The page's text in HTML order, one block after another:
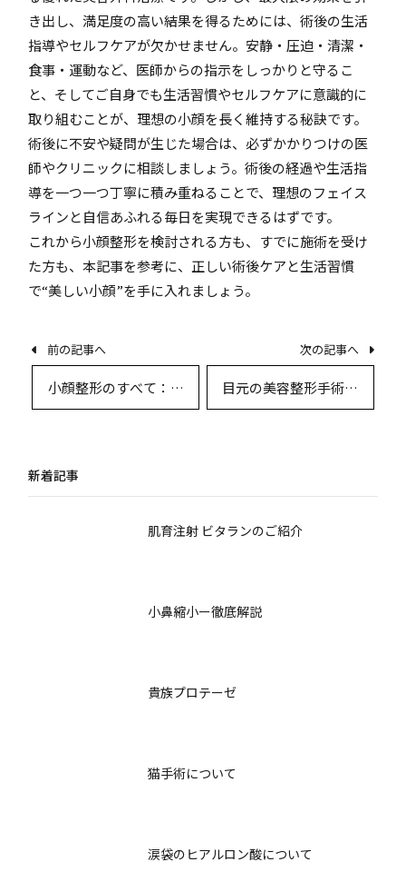
き出し、満足度の高い結果を得るためには、術後の生活
指導やセルフケアが欠かせません。安静・圧迫・清潔・
食事・運動など、医師からの指示をしっかりと守るこ
と、そしてご自身でも生活習慣やセルフケアに意識的に
取り組むことが、理想の小顔を長く維持する秘訣です。
術後に不安や疑問が生じた場合は、必ずかかりつけの医
師やクリニックに相談しましょう。術後の経過や生活指
導を一つ一つ丁寧に積み重ねることで、理想のフェイス
ラインと自信あふれる毎日を実現できるはずです。
これから小顔整形を検討される方も、すでに施術を受け
た方も、本記事を参考に、正しい術後ケアと生活習慣
で“美しい小顔”を手に入れましょう。
前の記事へ
小顔整形のすべて：理
想の輪郭を目指すため
次の記事へ
目元の美容整形手術と
術後の生活指導ガイド
新着記事
肌育注射 ビタランのご紹介
小鼻縮小ー徹底解説
貴族プロテーゼ
猫手術について
涙袋のヒアルロン酸について